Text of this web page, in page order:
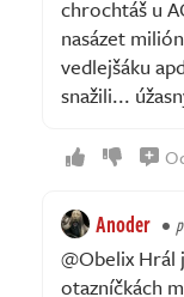
chrochtáš u
nasázet
vedlejšáku
snažili...
Anoder
@Obelix Hrál
otazníčkách